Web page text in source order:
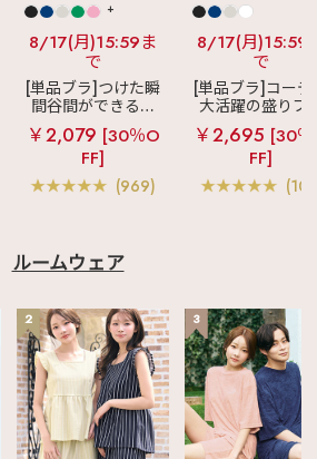
+
8/17(月)15:59ま
で
[単品ブラ]つけた瞬
間谷間ができるシ
ームレスブラ
超
盛ブラ(R) シームレ
ス 単品ブラジャー
￥2,079 [30％O
FF]
(969)
8/17(月)15:59
で
[単品ブラ]コーデ
大活躍の盛りブ
ショートレン
ス ブラトップ 超
ブラ(R) 単品ブ
ャー
￥2,695 [30
FF]
ルームウェア
2 3